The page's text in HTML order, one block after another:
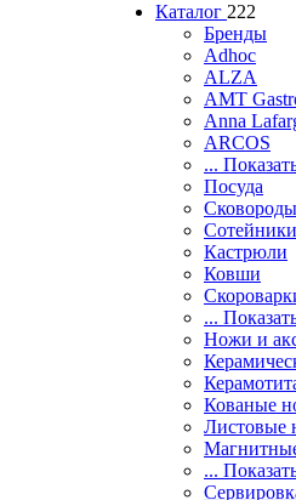
Каталог 222
Бренды
Adhoc
ALZA
AMT
Anna
ARCOS
...
Посуда
Сковороды
Сотейники
Кастрюли
Ковши
...
Ножи и
Кованые
Листовые
...